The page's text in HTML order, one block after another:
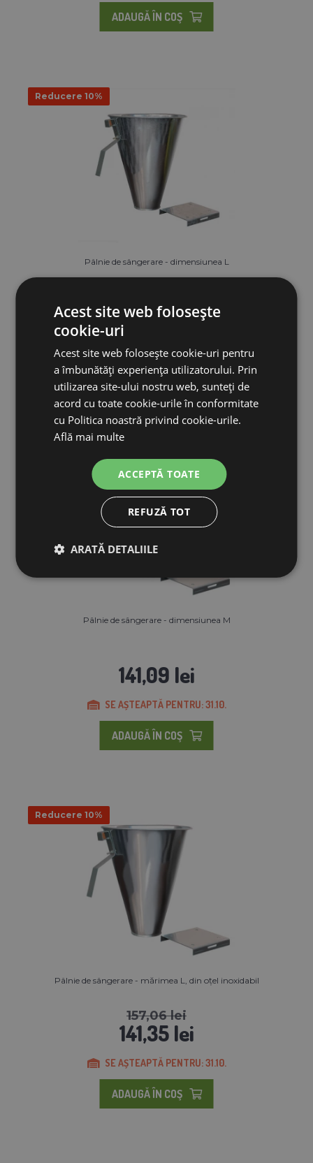
ADAUGĂ ÎN COŞ
Reducere 10%
Pâlnie de sângerare - dimensiunea L
119,79 lei
ADAUGĂ ÎN COŞ
Pâlnie de sângerare - dimensiunea M
141,09 lei
SE AȘTEAPTĂ PENTRU: 31.10.
ADAUGĂ ÎN COŞ
Reducere 10%
Pâlnie de sângerare - mărimea L, din oțel inoxidabil
157,06 lei
141,35 lei
SE AȘTEAPTĂ PENTRU: 31.10.
ADAUGĂ ÎN COŞ
Acest site web folosește
cookie-uri
Acest site web folosește cookie-uri pentru
a îmbunătăți experiența utilizatorului. Prin
utilizarea site-ului nostru web, sunteți de
acord cu toate cookie-urile în conformitate
cu Politica noastră privind cookie-urile.
Află mai multe
ACCEPTĂ TOATE
REFUZĂ TOT
ARATĂ DETALIILE